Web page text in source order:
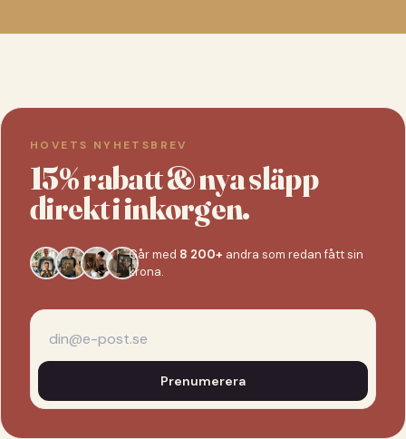
HOVETS NYHETSBREV
15% rabatt & nya släpp
direkt i inkorgen.
Går med 8 200+ andra som redan fått sin
krona.
Prenumerera